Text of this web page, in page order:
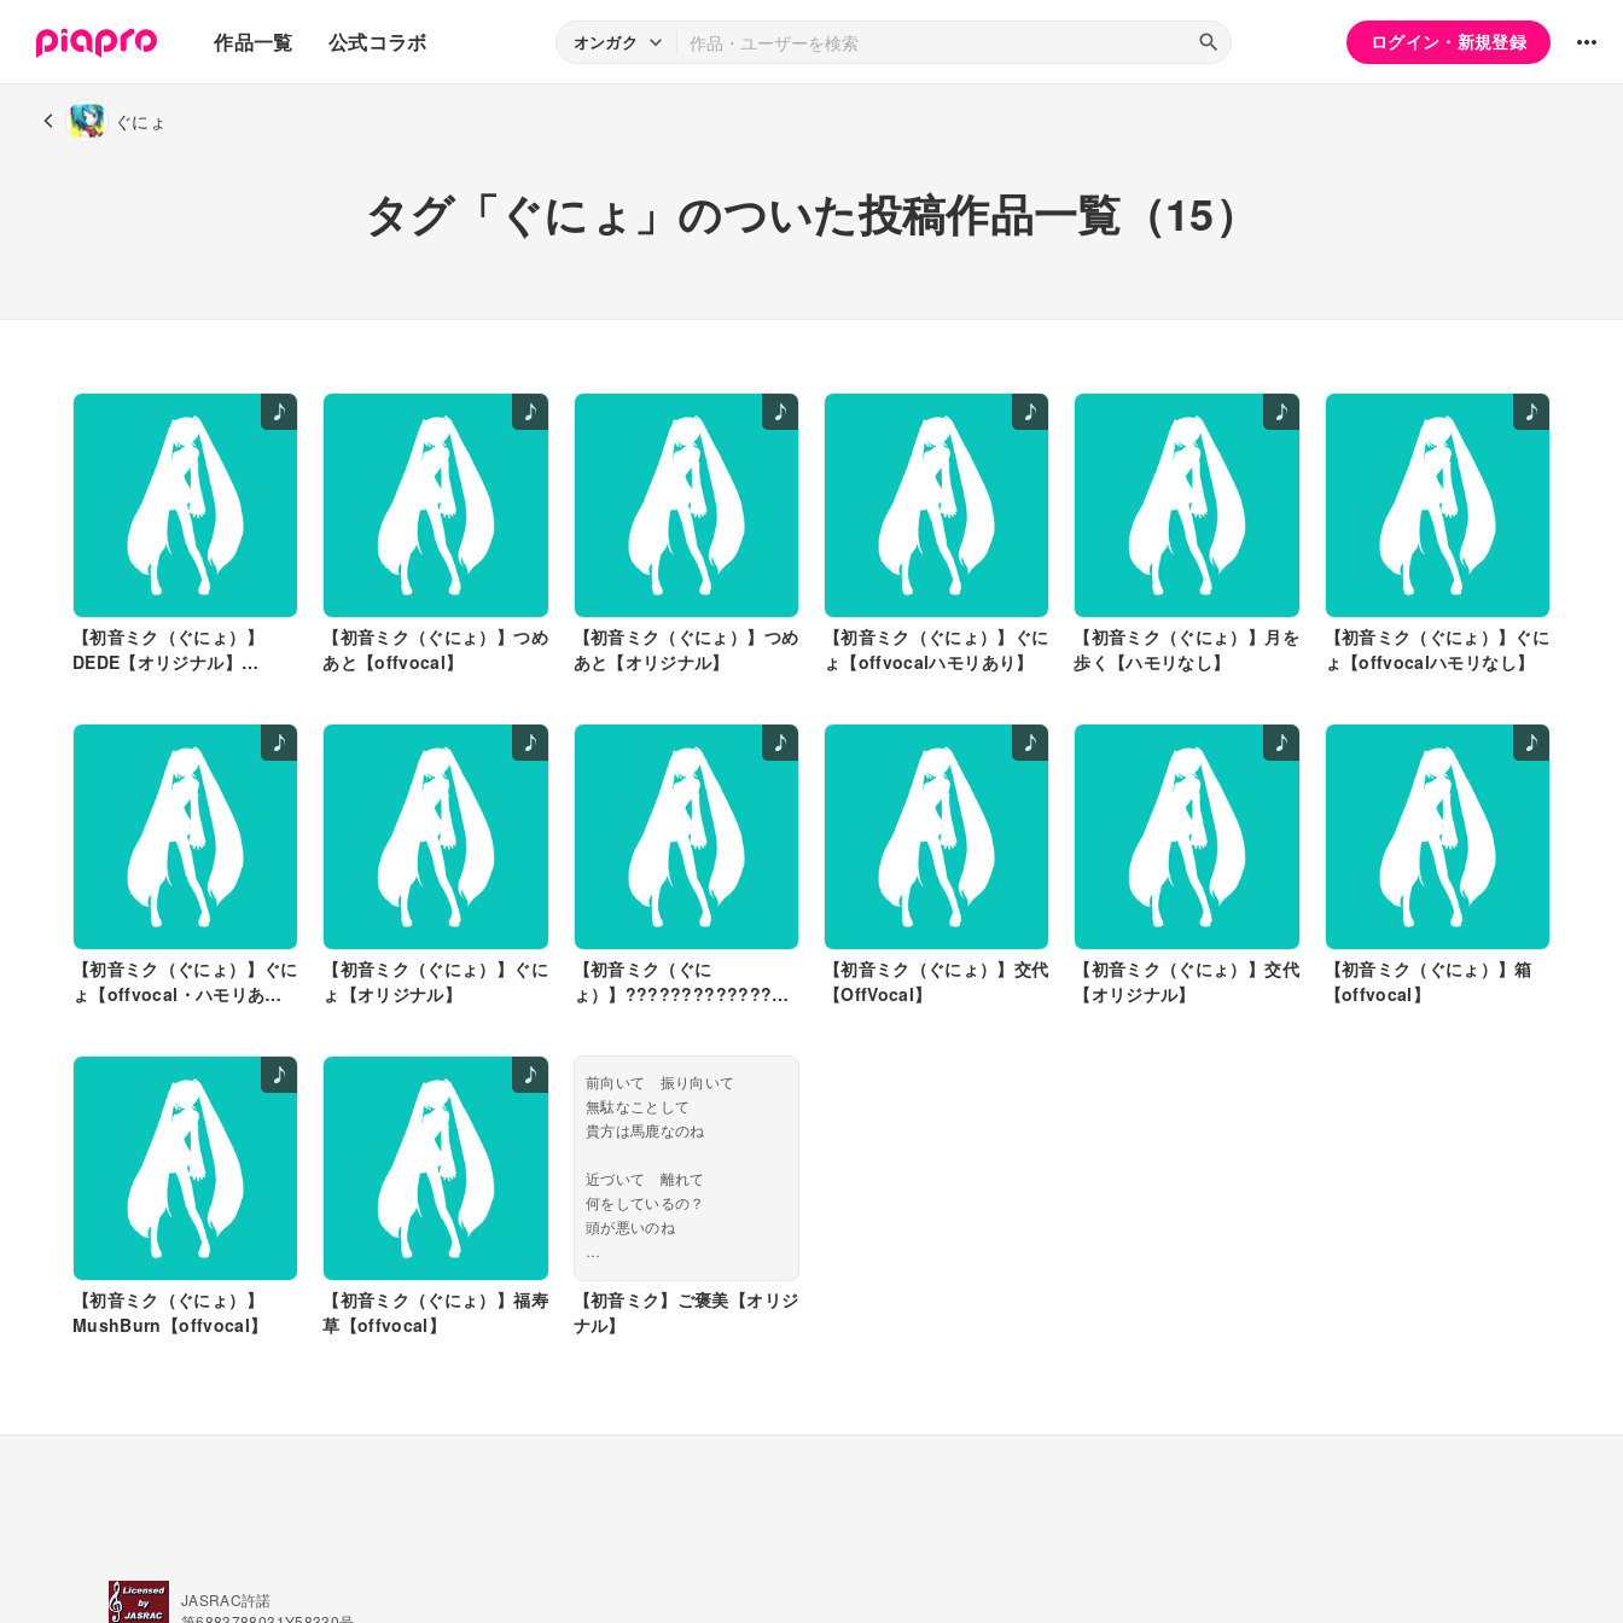
作品一覧
3Dモデル
公式コラボ オンガク ログイン・新規登録
ぐにょ
タグ「ぐにょ」のついた投稿作品一覧（15）
【初音ミク（ぐにょ）】
DEDE【オリジナル】
【初音ミク（ぐにょ）】つめ
あと【offvocal】
【初音ミク（ぐにょ）】つめ
あと【オリジナル】
【初音ミク（ぐにょ）】ぐに
ょ【offvocalハモリあり】
【初音ミク（ぐにょ）】月を
歩く【ハモリなし】
【初音ミク（ぐにょ）】ぐに
ょ【offvocalハモリなし】
【初音ミク（ぐにょ）】ぐに
ょ【offvocal・ハモリあ
【初音ミク（ぐにょ）】ぐに
ょ【オリジナル】
【初音ミク（ぐに
ょ）】???????????????
【初音ミク（ぐにょ）】交代
【OffVocal】
【初音ミク（ぐにょ）】交代
【オリジナル】
【初音ミク（ぐにょ）】箱
【offvocal】
【初音ミク（ぐにょ）】
MushBurn【offvocal】
【初音ミク（ぐにょ）】福寿
草【offvocal】
前向いて 振り向いて
無駄なことして
貴方は馬鹿なのね
近づいて 離れて
何をしているの？
頭が悪いのね
時間 無駄にするから...
【初音ミク】ご褒美【オリジ
ナル】
JASRAC許諾